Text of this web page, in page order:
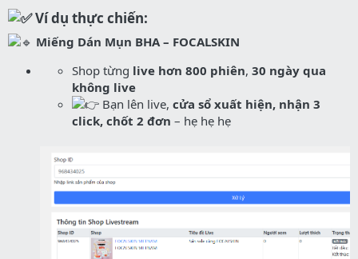
Ví dụ thực chiến:
Miếng Dán Mụn BHA – FOCALSKIN
Shop từng live hơn 800 phiên, 30 ngày qua
không live
Bạn lên live, cửa sổ xuất hiện, nhận 3
click, chốt 2 đơn – hẹ hẹ hẹ